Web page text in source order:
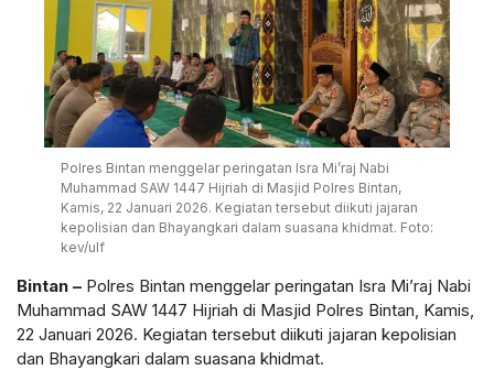
Polres Bintan menggelar peringatan Isra Mi’raj Nabi
Muhammad SAW 1447 Hijriah di Masjid Polres Bintan,
Kamis, 22 Januari 2026. Kegiatan tersebut diikuti jajaran
kepolisian dan Bhayangkari dalam suasana khidmat. Foto:
kev/ulf
Bintan – Polres Bintan menggelar peringatan Isra Mi’raj Nabi
Muhammad SAW 1447 Hijriah di Masjid Polres Bintan, Kamis,
22 Januari 2026. Kegiatan tersebut diikuti jajaran kepolisian
dan Bhayangkari dalam suasana khidmat.